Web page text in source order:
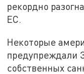
рекордно
ЕС.
Некоторые
предупреждали
собственных